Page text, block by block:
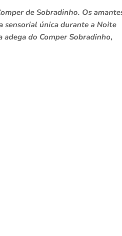
de Sobradinho. Os
sensorial única durante a Noite
do Comper Sobradinho,